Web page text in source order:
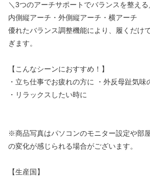
＼3つのアーチサポートでバランスを整える
内側縦アーチ・外側縦アーチ・横アーチ
優れたバランス調整機能により、履くだけ
ぎます。
【こんなシーンにおすすめ！】
・立ち仕事でお疲れの方に ・外反母趾気味
・リラックスしたい時に
※商品写真はパソコンのモニター設定や部
の変化が感じられる場合がございます。
【生産国】